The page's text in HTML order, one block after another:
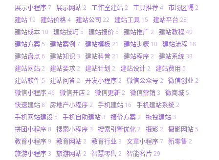
展示小程序7 展示网站2 工作室建站2 工具推荐4 市场区隔2
建站 19 建站价格4 建站公司 22 建站工具 15 建站平台 28
建站成本 10 建站技巧 5 建站报价 5 建站推广2 建站教程40
建站方案 5 建站案例 7 建站模板 21 建站步骤 10 建站流程 18
建站盘点 6 建站知识 3 建站科普21 建站程序2 建站系统 33
建站网站2 建站要求2 建站计划 2 建站设计2 建站费用 5
建站软件 5 建站问答2 开发小程序2 微信公众号 2 微信创业 2
微信小程序46 微信开店2 微信更新2 微信营销 3 微商城 5
快速建站8 房地产小程序2 手机建站 16 手机建站系统2
手机网站建设 5 手机自助建站 3 报价方案2 拖拽建站 3
拼团小程序8 搜索小程序 3 搜索引擎优化2 摄影2 摄影网站 5
教育小程序9 教育网站2 教育行业 3 文章小程序7 新零售 2
旅游小程序 3 旅游网站2 智慧零售 2 智能名片 29